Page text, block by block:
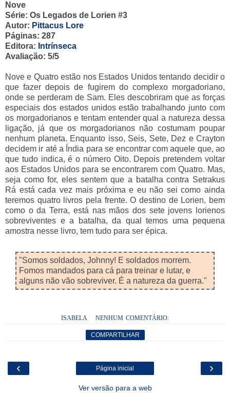
Nove
Série: Os Legados de Lorien #3
Autor: Pittacus Lore
Páginas: 287
Editora: Intrínseca
Avaliação: 5/5
Nove e Quatro estão nos Estados Unidos tentando decidir o
que fazer depois de fugirem do complexo morgadoriano,
onde se perderam de Sam. Eles descobriram que as forças
especiais dos estados unidos estão trabalhando junto com
os morgadorianos e tentam entender qual a natureza dessa
ligação, já que os morgadorianos não costumam poupar
nenhum planeta. Enquanto isso, Seis, Sete, Dez e Crayton
decidem ir até a Índia para se encontrar com aquele que, ao
que tudo indica, é o número Oito. Depois pretendem voltar
aos Estados Unidos para se encontrarem com Quatro. Mas,
seja como for, eles sentem que a batalha contra Setrakus
Rá está cada vez mais próxima e eu não sei como ainda
teremos quatro livros pela frente. O destino de Lorien, bem
como o da Terra, está nas mãos dos sete jovens lorienos
sobreviventes e a batalha, da qual temos uma pequena
amostra nesse livro, tem tudo para ser épica.
"Somos soldados, Johnny! E soldados morrem.
Fomos mandados para cá para treinar e lutar, e
alguns não vão sobreviver. É a natureza da guerra."
ISABELA NENHUM COMENTÁRIO:
COMPARTILHAR
‹ ›
Página inicial
Ver versão para a web